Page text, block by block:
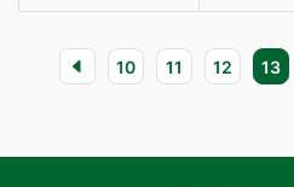
10 11 12 13